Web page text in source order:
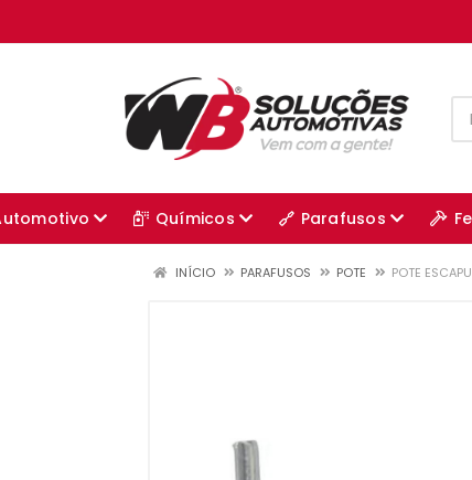
Químicos Parafusos
INÍCIO PARAFUSOS POTE POTE